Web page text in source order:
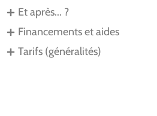
Et après... ?
Financements et aides
Tarifs (généralités)